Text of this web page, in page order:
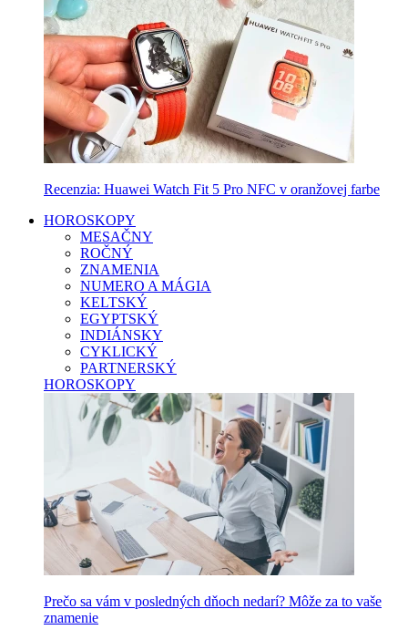
Recenzia: Huawei Watch Fit 5 Pro NFC v oranžovej farbe
HOROSKOPY
MESAČNY
ROČNÝ
ZNAMENIA
NUMERO A MÁGIA
KELTSKÝ
EGYPTSKÝ
INDIÁNSKY
CYKLICKÝ
PARTNERSKÝ
HOROSKOPY
Prečo sa vám v posledných dňoch nedarí? Môže za to vaše
znamenie